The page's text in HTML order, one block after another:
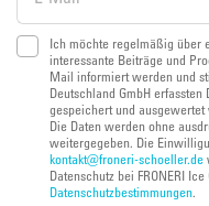
Ich möchte regelmäßig über
interessante Beiträge und
Mail informiert werden und
Deutschland GmbH
gespeichert und ausgewertet
Die Daten werden ohne
weitergegeben. Die
kontakt@froneri-schoeller.de
Datenschutz bei FRONERI
Datenschutzbestimmungen.